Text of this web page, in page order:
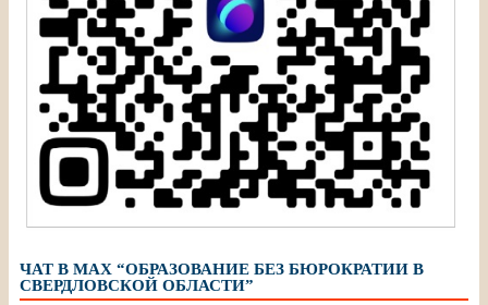
ЧАТ В МАХ “ОБРАЗОВАНИЕ БЕЗ БЮРОКРАТИИ В
СВЕРДЛОВСКОЙ ОБЛАСТИ”